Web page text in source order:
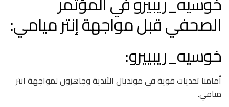
الصحفي قبل مواجهة إنتر ميامي:
خوسيه_ريبييرو:
أمامنا تحديات قوية في مونديال الأندية وجاهزون لمواجهة انتر
ميامي.